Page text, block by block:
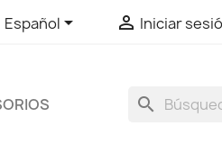
Español  Iniciar
search